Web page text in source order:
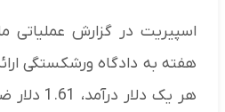
اسپیریت در گزارش عملیاتی
هفته به دادگاه ورشکستگی
هر یک